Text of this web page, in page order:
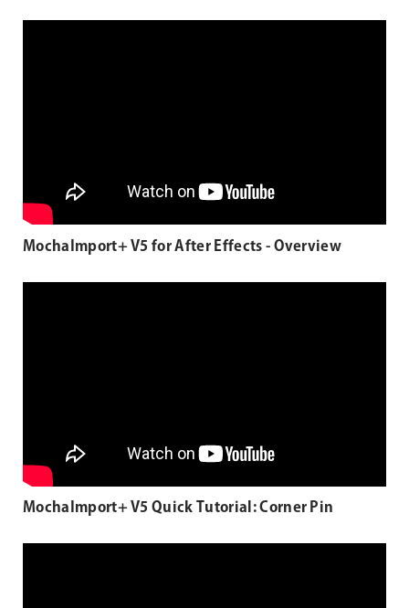
MochaImport+ V5 for After Effects - Overview
MochaImport+ V5 Quick Tutorial: Corner Pin